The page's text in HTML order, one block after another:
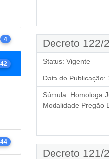
4 Decreto 122/
Status: Vigente
Data de Publicação:
Súmula: Homologa
Modalidade Pregão
Decreto 121/